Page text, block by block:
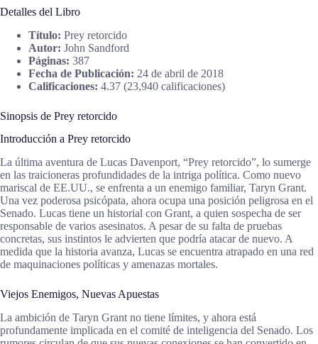
Detalles del Libro
Título: Prey retorcido
Autor: John Sandford
Páginas: 387
Fecha de Publicación: 24 de abril de 2018
Calificaciones: 4.37 (23,940 calificaciones)
Sinopsis de Prey retorcido
Introducción a Prey retorcido
La última aventura de Lucas Davenport, “Prey retorcido”, lo sumerge
en las traicioneras profundidades de la intriga política. Como nuevo
mariscal de EE.UU., se enfrenta a un enemigo familiar, Taryn Grant.
Una vez poderosa psicópata, ahora ocupa una posición peligrosa en el
Senado. Lucas tiene un historial con Grant, a quien sospecha de ser
responsable de varios asesinatos. A pesar de su falta de pruebas
concretas, sus instintos le advierten que podría atacar de nuevo. A
medida que la historia avanza, Lucas se encuentra atrapado en una red
de maquinaciones políticas y amenazas mortales.
Viejos Enemigos, Nuevas Apuestas
La ambición de Taryn Grant no tiene límites, y ahora está
profundamente implicada en el comité de inteligencia del Senado. Los